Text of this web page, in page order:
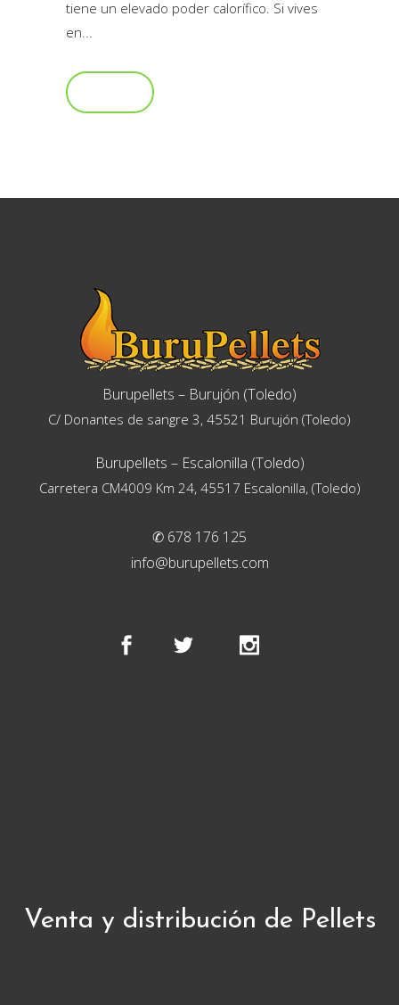
tiene un elevado poder calorífico. Si vives
en...
Burupellets – Burujón (Toledo)
C/ Donantes de sangre 3, 45521 Burujón (Toledo)
Burupellets – Escalonilla (Toledo)
Carretera CM4009 Km 24, 45517 Escalonilla, (Toledo)
✆ 678 176 125
info@burupellets.com
Venta y distribución de Pellets